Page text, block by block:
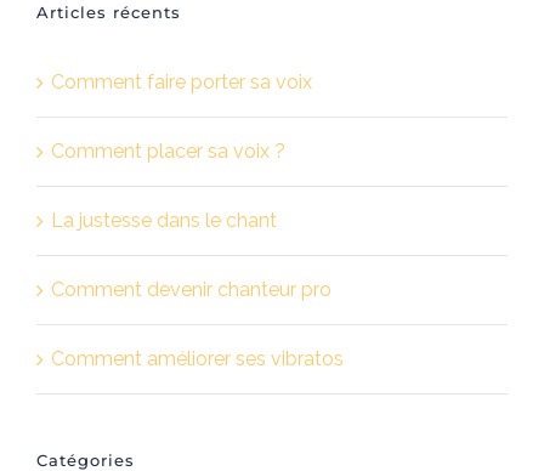
Articles récents
Comment faire porter sa voix
Comment placer sa voix ?
La justesse dans le chant
Comment devenir chanteur pro
Comment améliorer ses vibratos
Catégories